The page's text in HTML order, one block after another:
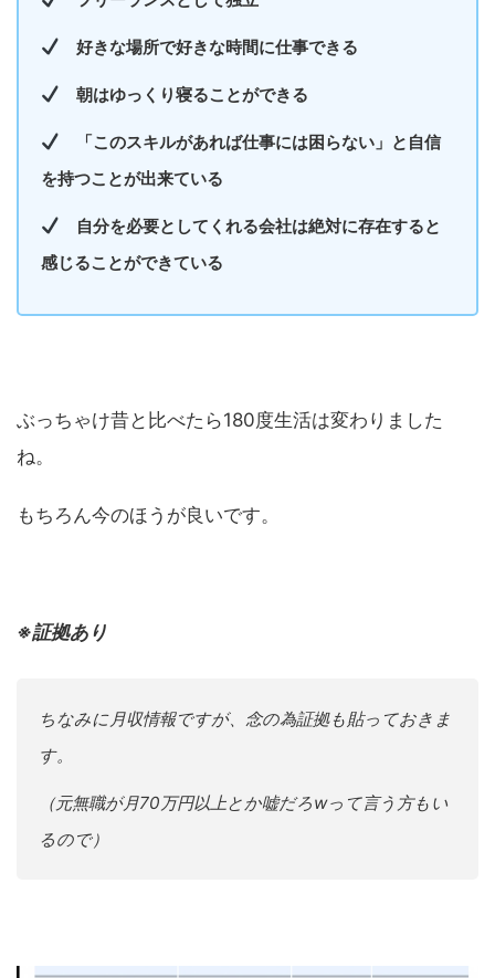
好きな場所で好きな時間に仕事できる
朝はゆっくり寝ることができる
「このスキルがあれば仕事には困らない」と自信
を持つことが出来ている
自分を必要としてくれる会社は絶対に存在すると
感じることができている
ぶっちゃけ昔と比べたら180度生活は変わりました
ね。
もちろん今のほうが良いです。
※証拠あり
ちなみに月収情報ですが、念の為証拠も貼っておきま
す。
（元無職が月70万円以上とか嘘だろwって言う方もい
るので）